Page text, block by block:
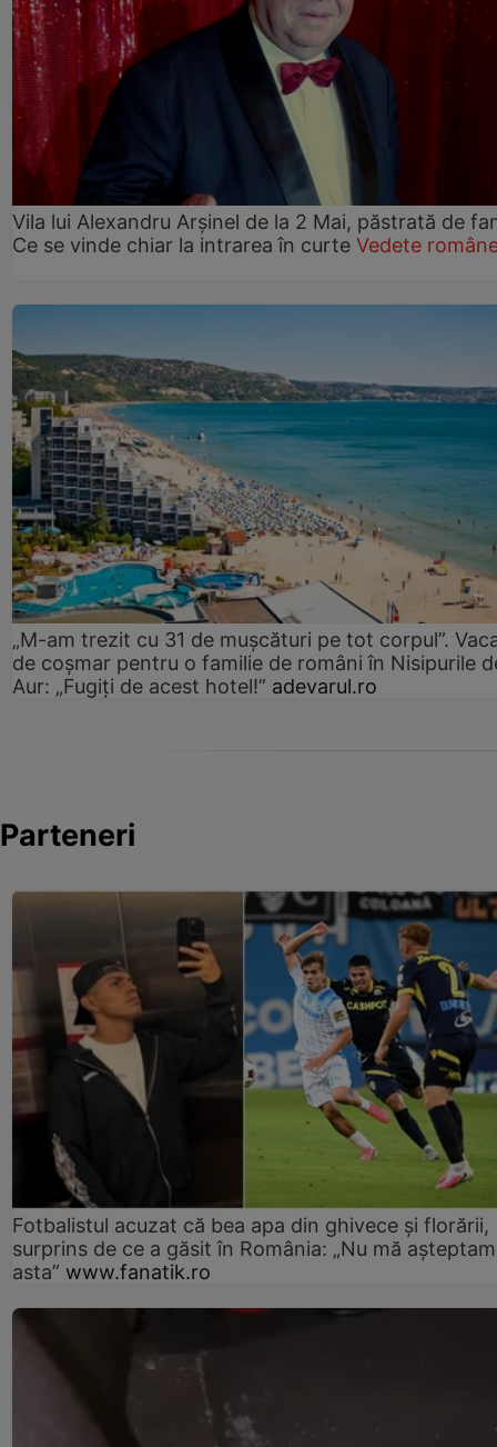
Vila lui Alexandru Arșinel de la 2 Mai, păstrată de
Ce se vinde chiar la intrarea în curte Vedete
„M-am trezit cu 31 de mușcături pe tot corpul”.
de coșmar pentru o familie de români în Nisipurile
Aur: „Fugiți de acest hotel!” adevarul.ro
Parteneri
Fotbalistul acuzat că bea apa din ghivece și florării,
surprins de ce a găsit în România: „Nu mă
asta” www.fanatik.ro